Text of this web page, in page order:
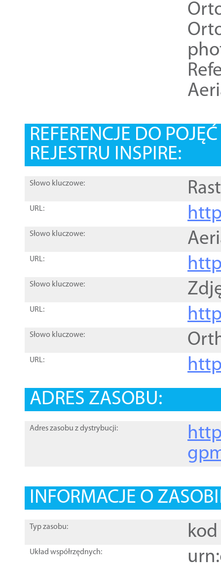
REFERENCJE DO
REJESTRU INSPIRE:
Słowo kluczowe:
URL:
Słowo kluczowe:
URL:
Słowo kluczowe:
URL:
Słowo kluczowe:
URL:
ADRES ZASOBU:
Adres zasobu z dystrybucji:
INFORMACJE O
Typ zasobu: kod
Układ współrzędnych: